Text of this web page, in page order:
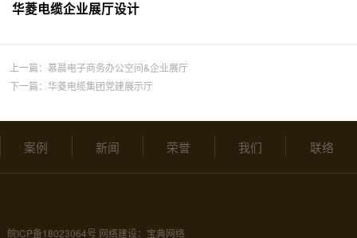
华菱电缆企业展厅设计
上一篇： 慕晨电子商务办公空间&企业展厅
下一篇： 华菱电缆集团党建展示厅
案例 新闻 荣誉 我们 联络
皖ICP备18023064号 网络建设：宝典网络